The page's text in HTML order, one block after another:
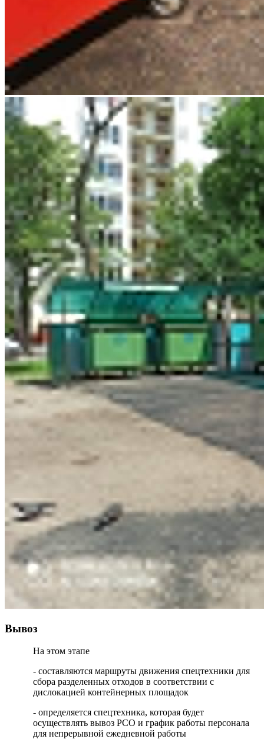
Вывоз
На этом этапе
- составляются маршруты движения спецтехники для
сбора разделенных отходов в соответствии с
дислокацией контейнерных площадок
- определяется спецтехника, которая будет
осуществлять вывоз РСО и график работы персонала
для непрерывной ежедневной работы